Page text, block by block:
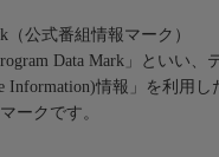
（公式番組情報マーク）
Data Mark」といい、
Information)情報」を利用し
ークです。